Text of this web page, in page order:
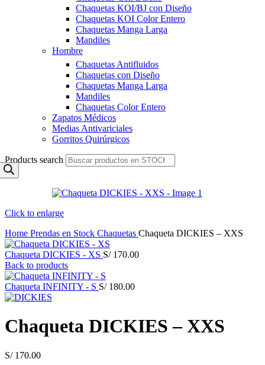
Chaquetas KOI/BJ con Diseño
Chaquetas KOI Color Entero
Chaquetas Manga Larga
Mandiles
Hombre
Chaquetas Antifluidos
Chaquetas con Diseño
Chaquetas Manga Larga
Mandiles
Chaquetas Color Entero
Zapatos Médicos
Medias Antivariciales
Gorritos Quirúrgicos
Products search
Click to enlarge
Home Prendas en Stock Chaquetas Chaqueta DICKIES – XXS
Chaqueta DICKIES - XS S/170.00
Back to products
Chaqueta INFINITY - S S/180.00
Chaqueta DICKIES – XXS
S/170.00